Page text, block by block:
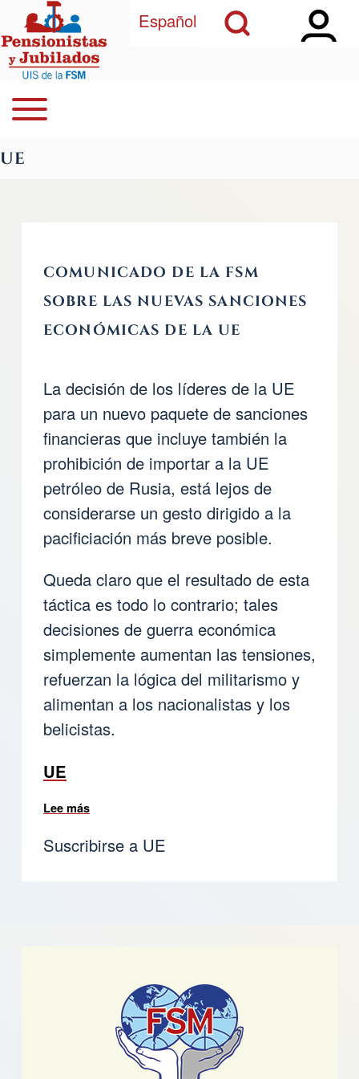
Pasar al contenido principal
Close Search Block
Open Sidebar
Open Search Block
Español
Navegación principal
Open or Close horizontal Main Menu
UE
COMUNICADO DE LA FSM
SOBRE LAS NUEVAS SANCIONES
ECONÓMICAS DE LA UE
La decisión de los líderes de la UE
para un nuevo paquete de sanciones
financieras que incluye también la
prohibición de importar a la UE
petróleo de Rusia, está lejos de
considerarse un gesto dirigido a la
pacificiación más breve posible.
Queda claro que el resultado de esta
táctica es todo lo contrario; tales
decisiones de guerra económica
simplemente aumentan las tensiones,
refuerzan la lógica del militarismo y
alimentan a los nacionalistas y los
belicistas.
UE
Lee más
Suscribirse a UE